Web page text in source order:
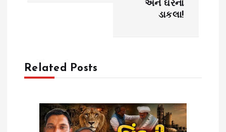
અને ઘરના
ડાકલા!
Related Posts